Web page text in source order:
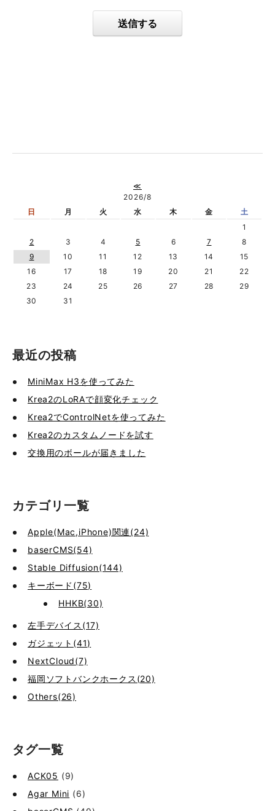
送信する
≪
2026/8
日
月 火 水 木 金
土
1
2
3 4 5 6 7
8
9
10 11 12 13 14
15
16
17 18 19 20 21
22
23
24 25 26 27 28
29
30
31
最近の投稿
MiniMax H3を使ってみた
Krea2のLoRAで顔変化チェック
Krea2でControlNetを使ってみた
Krea2のカスタムノードを試す
交換用のボールが届きました
カテゴリ一覧
Apple(Mac,iPhone)関連(24)
baserCMS(54)
Stable Diffusion(144)
キーボード(75)
HHKB(30)
左手デバイス(17)
ガジェット(41)
NextCloud(7)
福岡ソフトバンクホークス(20)
Others(26)
タグ一覧
ACK05 (9)
Agar Mini (6)